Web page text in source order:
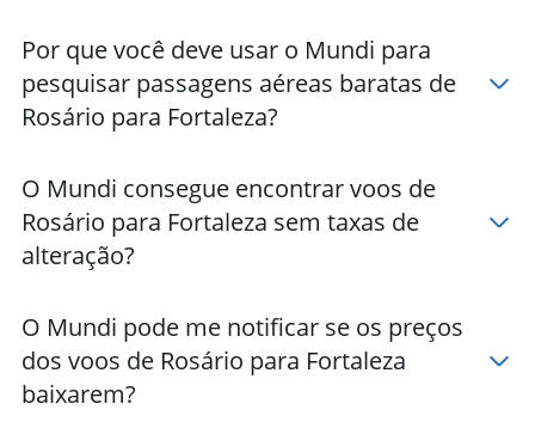
Hotéis em Maracanaú
Hotéis em Paracuru
Por que você deve usar o Mundi para
pesquisar passagens aéreas baratas de
Rosário para Fortaleza?
O Mundi consegue encontrar voos de
Rosário para Fortaleza sem taxas de
alteração?
O Mundi pode me notificar se os preços
dos voos de Rosário para Fortaleza
baixarem?